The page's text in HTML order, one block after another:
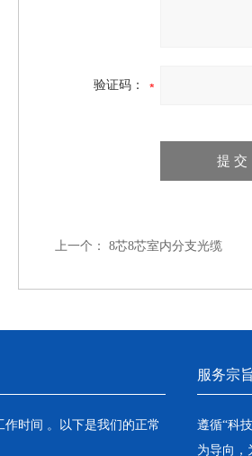
验证码：
上一个： 8芯8芯室内分支光缆
时间 。以下是我们的正常
服务宗旨
遵循“科
为导向，